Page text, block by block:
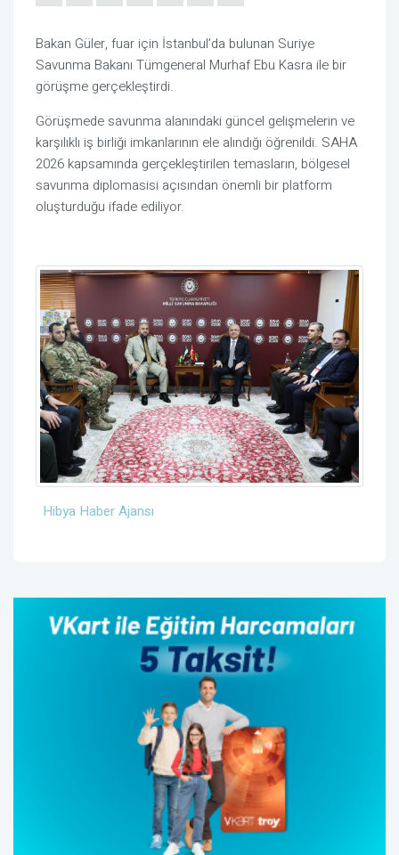
Bakan Güler, fuar için İstanbul’da bulunan Suriye
Savunma Bakanı Tümgeneral Murhaf Ebu Kasra ile bir
görüşme gerçekleştirdi.
Görüşmede savunma alanındaki güncel gelişmelerin ve
karşılıklı iş birliği imkanlarının ele alındığı öğrenildi. SAHA
2026 kapsamında gerçekleştirilen temasların, bölgesel
savunma diplomasisi açısından önemli bir platform
oluşturduğu ifade ediliyor.
Hibya Haber Ajansı